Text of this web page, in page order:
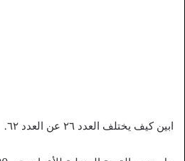
ابين كيف يختلف العدد ٢٦ عن العدد ٦٢.